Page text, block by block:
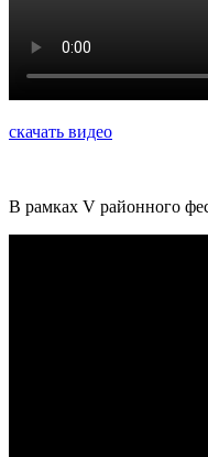
скачать видео
В рамках V районного